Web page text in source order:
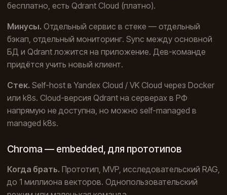
бесплатно, есть Qdrant Cloud (платно).
Минусы. Отдельный сервис в стеке — отдельный
бэкап, отдельный мониторинг. Sync между основной
БД и Qdrant ложится на приложение. Дев-команде
придётся учить новый клиент.
Стек. Self-host в Yandex Cloud / VK Cloud через Docker
или k8s. Cloud-версия Qdrant на серверах в РФ
напрямую не доступна, но можно self-managed в
managed k8s.
Chroma — embedded, для прототипов
Когда брать. Прототип, MVP, исследовательский RAG,
до 1 миллиона векторов. Однопользовательский